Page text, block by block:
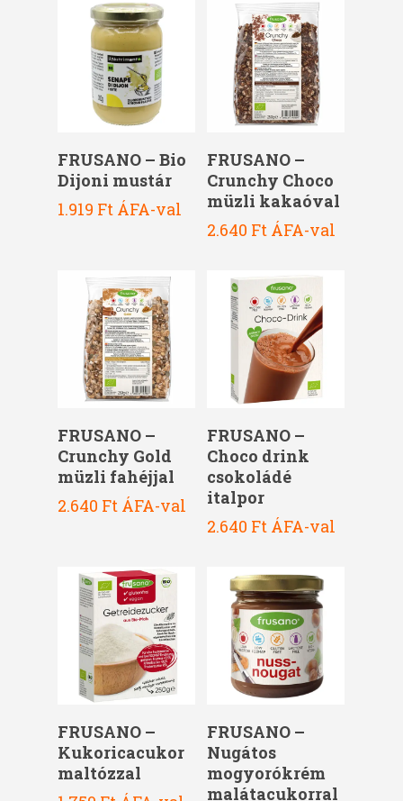
Kosárba Teszem
FRUSANO – Bio
Dijoni mustár
1.919 Ft ÁFA-val
Kosárba Teszem
FRUSANO –
Crunchy Choco
müzli kakaóval
2.640 Ft ÁFA-val
Kosárba Teszem
FRUSANO –
Crunchy Gold
müzli fahéjjal
2.640 Ft ÁFA-val
Kosárba Teszem
FRUSANO –
Choco drink
csokoládé
italpor
2.640 Ft ÁFA-val
Kosárba Teszem
FRUSANO –
Kukoricacukor
maltózzal
Kosárba Teszem
FRUSANO –
Nugátos
mogyorókrém
malátacukorral